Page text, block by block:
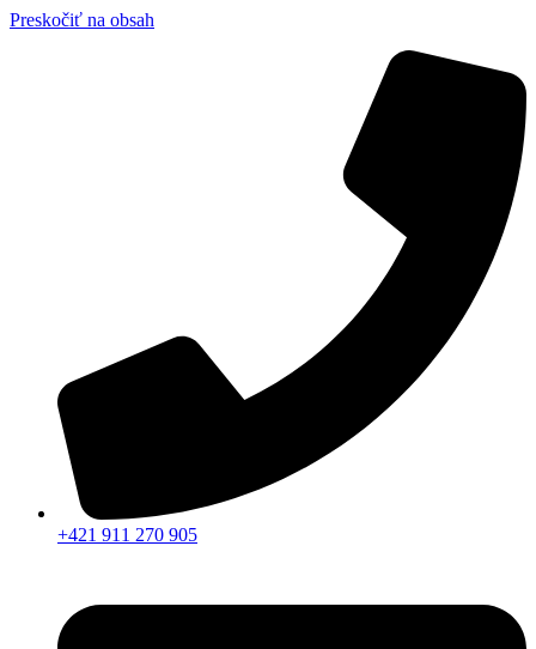
Preskočiť na obsah
+421 911 270 905